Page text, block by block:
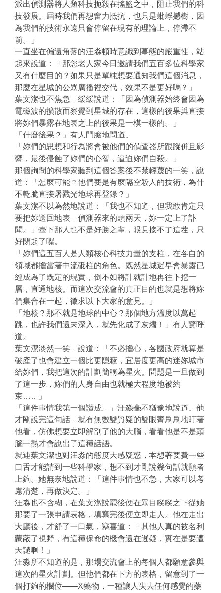
派出偵測器將人類科技扼殺在搖籃之中，阻止我們的科
技發展。屆時我們再想奮力抵抗，也只是蚍蜉撼樹，因
為我們的技術永遠只會停留在現有的理論上，停滯不
前。」
一直坐在偏遠角落的汪淼頓時意識到事態的嚴重性，站
起來說道：「那您老人家今日邀請我們五百多位科學家
又有什麼目的？如果只是單純想要通知我們這個消息，
那麼在星城的公眾廣播裡交代，效果不是更好嗎？」
葉文潔也不焦急，緩緩說道：「因為偵測器始終會因為
電磁波的擴散而察覺到星城的存在，這樣的後果與直接
將妳們暴露在地表之上的後果是一模一樣的。」
「什麼後果？」有人鬥膽地問道。
「妳們的思想和行為將會被他們的偵查器所跟蹤併且影
響，最後侵蝕了妳們的心智，逼迫妳們自殺。」
那個詢問的科學家聽到這個答案後不禁輕蔑的一笑，說
道：「怎麼可能？他們要是有麼隔空殺人的技術，為什
不乾脆直接屠戮光地球再登錄？」
葉文潔不以為然地說道：「我也不知道，但我敢肯定只
要把妳送回地表，偵測器來的頭兩天，妳一定上了訃
聞。」臺下那人也不是好勝之輩，眼見接不了這茬，只
好閉起了嘴。
「妳們這五百人是人類核心科技力量的支柱，在各自的
領域都擔當著中流砥柱的角色。既然星城遲早會暴露已
經成為了既定的現實，倒不如將計就計地再往下挖一
層，直通地核。而這次交流會的真正目的也就是想將妳
們集合在一起，徵求以下大家的意見。」
「地核？那不就是地球的中心？那個地方溫度以萬起
跳，也許我們還未深入，就先化成了灰燼！」有人驚呼
道。
葉文潔淡然一笑，說道：「不必擔心，各國政府就算是
破產了也會建立一個比更隱蔽，宜居度更高的迷妳城市
給妳們，我把這次的計劃簡稱為星火。問題是一旦做到
了這一步，妳們的人身自由也就極大程度地被約
束……」
「這件事情我第一個讚成。」汪淼毫不猶豫地說道。他
才剛說完這句話，就有無數雙質疑的雙眼齊刷刷地盯著
他看，仿佛想要立即解剖了他的大腦，看看他是不是頭
腦一熱才會說出了這種話語。
就連葉文潔也對汪淼的態度大感疑惑，本想著要費一些
口舌才能請到一些科學家，想不到才剛說幾句話就願者
上鉤。她無奈地說道：「這件事情也不急，大家可以考
慮清楚，再做決定。」
汪淼也不含糊，在葉文潔說罷後便在眾目睽睽之下從她
那要了一張申請表格，填寫完後便立即走人。他在走出
大廳後，才舒了一口氣，竊喜道：「其他人真的被名利
蒙蔽了視野，有這種保命的機會還在遲疑，實在是要遭
天譴啊！」
汪淼所不知道的是，那場交流會上的每個人都願意參與
這次的星火計劃。但他們都在下方的表格，留意到了一
個打鉤的欄位——X藥物，一種讓人失去任何感覺的藥